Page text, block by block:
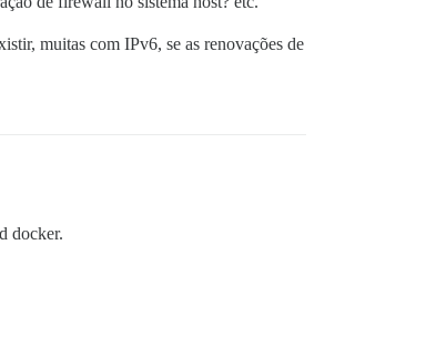
muitas com IPv6, se as renovações de
docker.